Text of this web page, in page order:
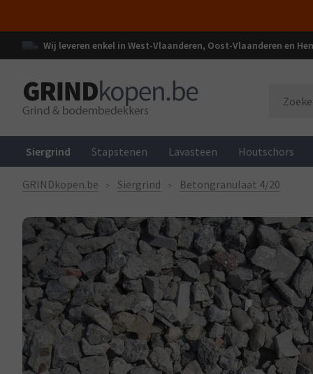
Wij leveren enkel in West-Vlaanderen, Oost-Vlaanderen en
Siergrind Stapstenen Lavasteen Houtschors
GRINDkopen.be Siergrind Betongranulaat 4/20